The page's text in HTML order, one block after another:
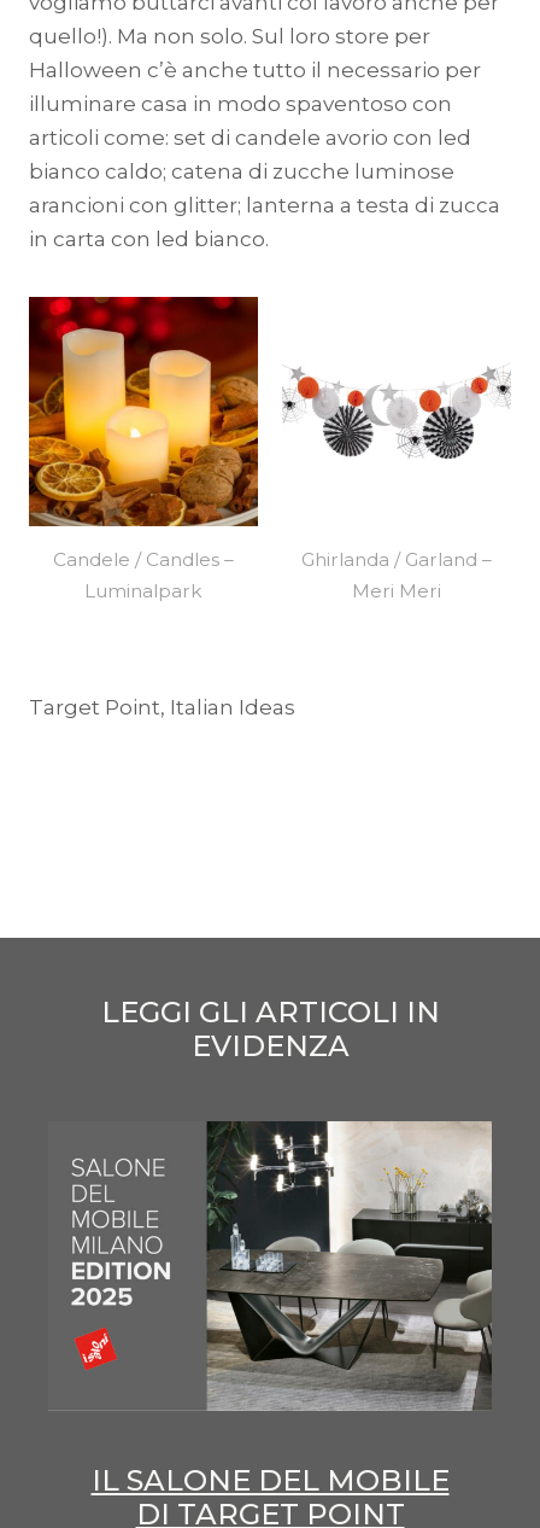
quello!). Ma non solo. Sul loro store per
Halloween c’è anche tutto il necessario per
illuminare casa in modo spaventoso con
articoli come: set di candele avorio con led
bianco caldo; catena di zucche luminose
arancioni con glitter; lanterna a testa di zucca
in carta con led bianco.
Candele / Candles –
Luminalpark
Ghirlanda / Garland –
Meri Meri
Target Point, Italian Ideas
LEGGI GLI ARTICOLI IN
EVIDENZA
IL SALONE DEL MOBILE
DI TARGET POINT